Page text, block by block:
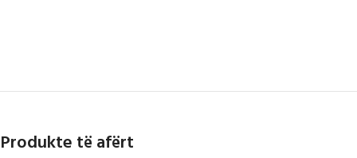
Produkte të afërt